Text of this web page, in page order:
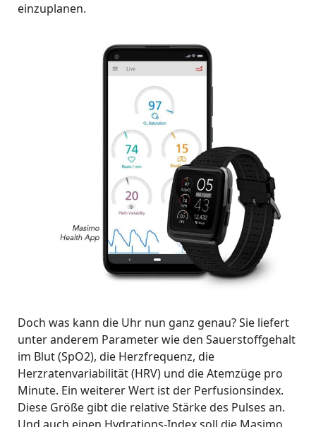
einzuplanen.
Doch was kann die Uhr nun ganz genau? Sie liefert
unter anderem Parameter wie den Sauerstoffgehalt
im Blut (SpO2), die Herzfrequenz, die
Herzratenvariabilität (HRV) und die Atemzüge pro
Minute. Ein weiterer Wert ist der Perfusionsindex.
Diese Größe gibt die relative Stärke des Pulses an.